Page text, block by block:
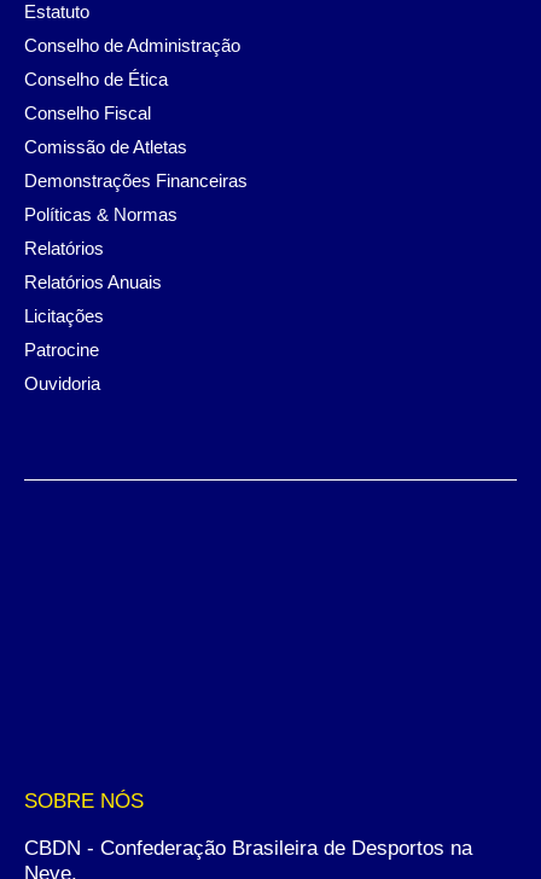
Estatuto
Conselho de Administração
Conselho de Ética
Conselho Fiscal
Comissão de Atletas
Demonstrações Financeiras
Políticas & Normas
Relatórios
Relatórios Anuais
Licitações
Patrocine
Ouvidoria
SOBRE NÓS
CBDN - Confederação Brasileira de Desportos na
Neve.